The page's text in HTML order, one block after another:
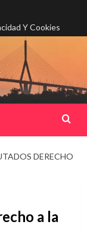
Y Cookies
DERECHO
a la